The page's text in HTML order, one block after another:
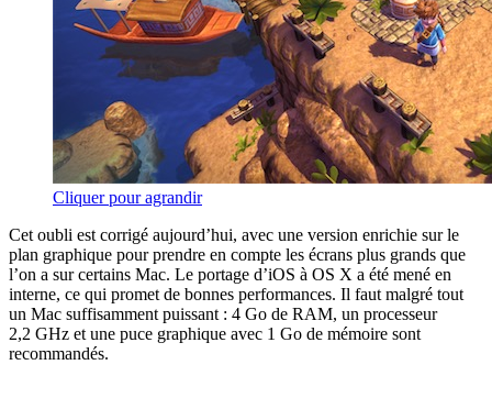
Cliquer pour agrandir
Cet oubli est corrigé aujourd’hui, avec une version enrichie sur le
plan graphique pour prendre en compte les écrans plus grands que
l’on a sur certains Mac. Le portage d’iOS à OS X a été mené en
interne, ce qui promet de bonnes performances. Il faut malgré tout
un Mac suffisamment puissant : 4 Go de RAM, un processeur
2,2 GHz et une puce graphique avec 1 Go de mémoire sont
recommandés.